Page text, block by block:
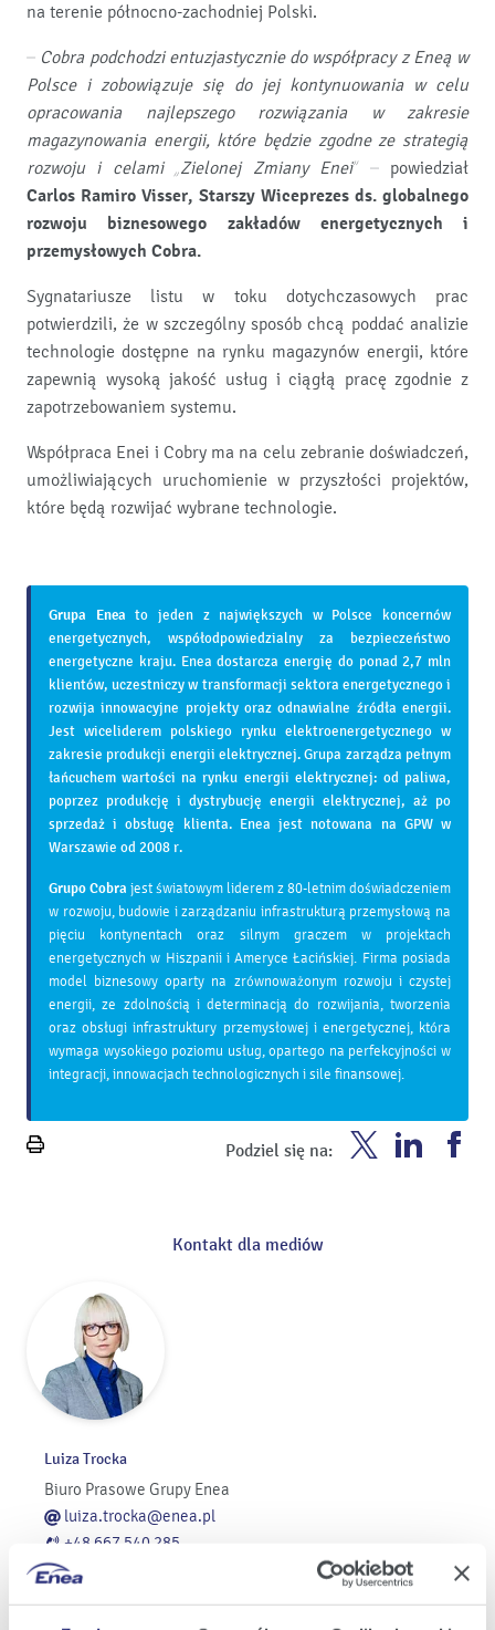
na terenie północno-zachodniej Polski.
– Cobra podchodzi entuzjastycznie do współpracy z Eneą w
Polsce i zobowiązuje się do jej kontynuowania w celu
opracowania najlepszego rozwiązania w zakresie
magazynowania energii, które będzie zgodne ze strategią
rozwoju i celami „Zielonej Zmiany Enei”– powiedział
Carlos Ramiro Visser, Starszy Wiceprezes ds. globalnego
rozwoju biznesowego zakładów energetycznych i
przemysłowych Cobra.
Sygnatariusze listu w toku dotychczasowych prac
potwierdzili, że w szczególny sposób chcą poddać analizie
technologie dostępne na rynku magazynów energii, które
zapewnią wysoką jakość usług i ciągłą pracę zgodnie z
zapotrzebowaniem systemu.
Współpraca Enei i Cobry ma na celu zebranie doświadczeń,
umożliwiających uruchomienie w przyszłości projektów,
które będą rozwijać wybrane technologie.
Grupa Enea to jeden z największych w Polsce koncernów
energetycznych, współodpowiedzialny za bezpieczeństwo
energetyczne kraju. Enea dostarcza energię do ponad 2,7 mln
klientów, uczestniczy w transformacji sektora energetycznego i
rozwija innowacyjne projekty oraz odnawialne źródła energii.
Jest wiceliderem polskiego rynku elektroenergetycznego w
zakresie produkcji energii elektrycznej. Grupa zarządza pełnym
łańcuchem wartości na rynku energii elektrycznej: od paliwa,
poprzez produkcję i dystrybucję energii elektrycznej, aż po
sprzedaż i obsługę klienta. Enea jest notowana na GPW w
Warszawie od 2008 r.
Grupo Cobra jest światowym liderem z 80-letnim doświadczeniem
w rozwoju, budowie i zarządzaniu infrastrukturą przemysłową na
pięciu kontynentach oraz silnym graczem w projektach
energetycznych w Hiszpanii i Ameryce Łacińskiej. Firma posiada
model biznesowy oparty na zrównoważonym rozwoju i czystej
energii, ze zdolnością i determinacją do rozwijania, tworzenia
oraz obsługi infrastruktury przemysłowej i energetycznej, która
wymaga wysokiego poziomu usług, opartego na perfekcyjności w
integracji, innowacjach technologicznych i sile finansowej.
Wydrukuj
Podziel się na:
Enea Enea
Kontakt dla mediów
Luiza Trocka
Biuro Prasowe Grupy Enea
luiza.trocka@enea.pl
+48 667 540 285